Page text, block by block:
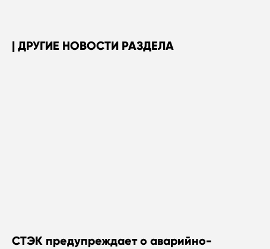
ДРУГИЕ НОВОСТИ РАЗДЕЛА
СТЭК предупреждает о аварийно-